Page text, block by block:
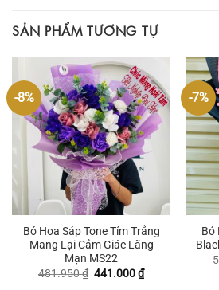
SẢN PHẨM TƯƠNG TỰ
-8%
Bó Hoa Sáp Tone Tím Trắng
Mang Lại Cảm Giác Lãng
Mạn MS22
481.950₫ Giá
441.000₫Giá
hiện
-7%
Bó